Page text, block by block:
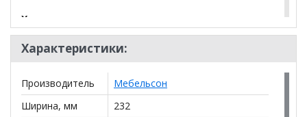
Характеристики:
Материал:ЛДСП 16 мм.
Тип трансформации:
Размер в частично разложенном
751 х 916 х 800 мм.
Размер в полностью разложенном
состоянии:751 х 1600 х 800 мм.
Весовая нагрузка:до 50 кг.
Характеристики:
Производитель
Мебельсон
Ширина, мм
232